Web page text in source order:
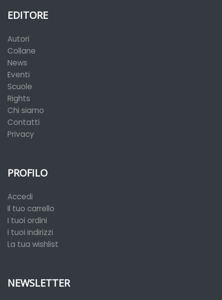
EDITORE
Autori
Collane
News
Eventi
Scuole
Rights
Chi siamo
Contatti
Privacy
PROFILO
Accedi
Il tuo carrello
I tuoi ordini
I tuoi indirizzi
La tua wishlist
NEWSLETTER